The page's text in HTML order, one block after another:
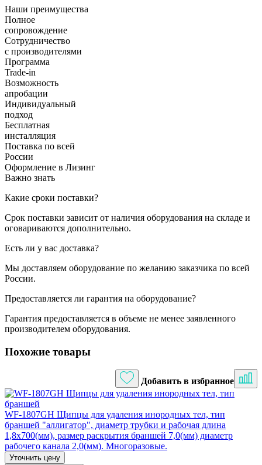
Наши преимущества
Полное
сопровождение
Сотрудничество
с производителями
Программа
Trade-in
Возможность
апробации
Индивидуальный
подход
Бесплатная
инсталляция
Поставка по всей
России
Оформление в Лизинг
Важно знать
Какие сроки поставки?
Срок поставки зависит от наличия оборудования на складе и
оговариваются дополнительно.
Есть ли у вас доставка?
Мы доставляем оборудование по желанию заказчика по всей
России.
Предоставляется ли гарантия на оборудование?
Гарантия предоставляется в объеме не менее заявленного
производителем оборудования.
Похожие товары
Добавить в избранное
WF-1807GH Щипцы для удаления инородных тел, тип
браншей "аллигатор", диаметр трубки и рабочая длина
1,8х700(мм), размер раскрытия браншей 7,0(мм) диаметр
рабочего канала 2,0(мм). Многоразовые.
Уточнить цену